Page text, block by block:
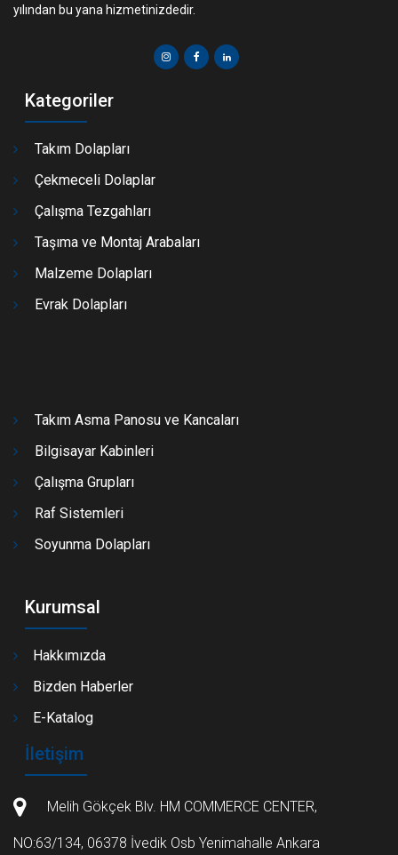
yılından bu yana hizmetinizdedir.
Kategoriler
Takım Dolapları
Çekmeceli Dolaplar
Çalışma Tezgahları
Taşıma ve Montaj Arabaları
Malzeme Dolapları
Evrak Dolapları
Takım Asma Panosu ve Kancaları
Bilgisayar Kabinleri
Çalışma Grupları
Raf Sistemleri
Soyunma Dolapları
Kurumsal
Hakkımızda
Bizden Haberler
E-Katalog
İletişim
Melih Gökçek Blv. HM COMMERCE CENTER,
NO:63/134, 06378 İvedik Osb Yenimahalle Ankara